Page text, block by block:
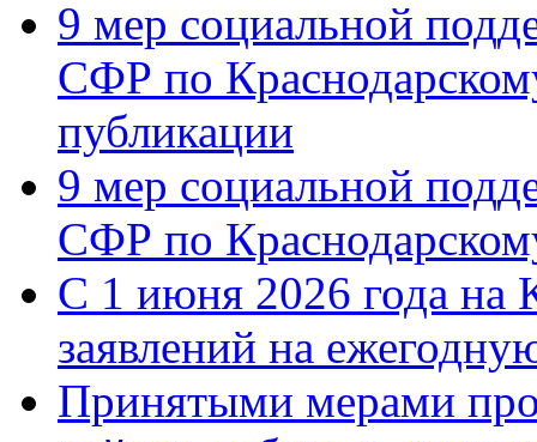
9 мер социальной
СФР по
публикации
9 мер социальной
СФР по
С 1 июня 2026 года на
заявлений на
Принятыми мерами